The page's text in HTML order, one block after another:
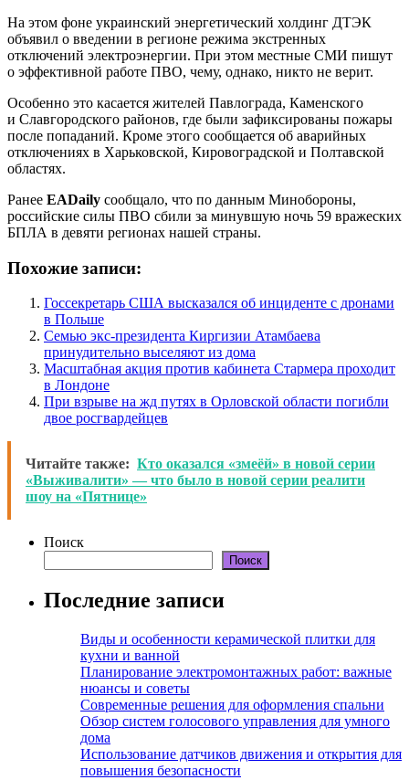
На этом фоне украинский энергетический холдинг ДТЭК
объявил о введении в регионе режима экстренных
отключений электроэнергии. При этом местные СМИ пишут
о эффективной работе ПВО, чему, однако, никто не верит.
Особенно это касается жителей Павлограда, Каменского
и Славгородского районов, где были зафиксированы пожары
после попаданий. Кроме этого сообщается об аварийных
отключениях в Харьковской, Кировоградской и Полтавской
областях.
Ранее EADaily сообщало, что по данным Минобороны,
российские силы ПВО сбили за минувшую ночь 59 вражеских
БПЛА в девяти регионах нашей страны.
Похожие записи:
Госсекретарь США высказался об инциденте с дронами
в Польше
Семью экс-президента Киргизии Атамбаева
принудительно выселяют из дома
Масштабная акция против кабинета Стармера проходит
в Лондоне
При взрыве на жд путях в Орловской области погибли
двое росгвардейцев
Читайте также: Кто оказался «змеёй» в новой серии
«Выживалити» — что было в новой серии реалити
шоу на «Пятнице»
Поиск
Поиск
Последние записи
Виды и особенности керамической плитки для
кухни и ванной
Планирование электромонтажных работ: важные
нюансы и советы
Современные решения для оформления спальни
Обзор систем голосового управления для умного
дома
Использование датчиков движения и открытия для
повышения безопасности